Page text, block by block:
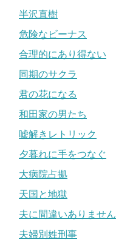
半沢直樹
危険なビーナス
合理的にあり得ない
同期のサクラ
君の花になる
和田家の男たち
嘘解きレトリック
夕暮れに手をつなぐ
大病院占拠
天国と地獄
夫に間違いありません
夫婦別姓刑事